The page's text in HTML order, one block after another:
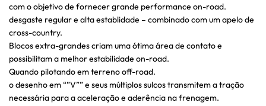
com o objetivo de fornecer grande performance on-road.
desgaste regular e alta establidade – combinado com um apelo de
cross-country.
Blocos extra-grandes criam uma ótima área de contato e
possibilitam a melhor estabilidade on-road.
Quando pilotando em terreno off-road.
o desenho em “”V”” e seus múltiplos sulcos transmitem a tração
necessária para a aceleração e aderência na frenagem.